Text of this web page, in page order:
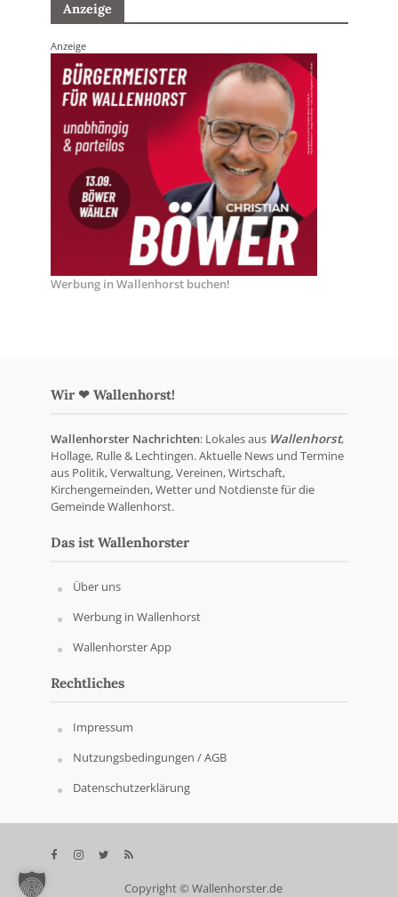
Anzeige
Anzeige
Werbung in Wallenhorst buchen!
Wir ❤ Wallenhorst!
Wallenhorster Nachrichten: Lokales aus Wallenhorst,
Hollage, Rulle & Lechtingen. Aktuelle News und Termine
aus Politik, Verwaltung, Vereinen, Wirtschaft,
Kirchengemeinden, Wetter und Notdienste für die
Gemeinde Wallenhorst.
Das ist Wallenhorster
Über uns
Werbung in Wallenhorst
Wallenhorster App
Rechtliches
Impressum
Nutzungsbedingungen / AGB
Datenschutzerklärung
Copyright © Wallenhorster.de